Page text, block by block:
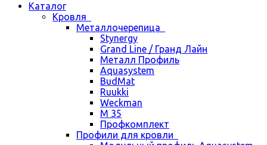
Каталог
Кровля
Металлочерепица
Stynergy
Grand Line / Гранд Лайн
Металл Профиль
Aquasystem
BudMat
Ruukki
Weckman
М 35
Профкомплект
Профили для кровли